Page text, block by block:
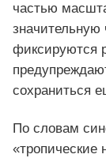
частью
значительную
фиксируются
сохраниться
По словам
«тропические